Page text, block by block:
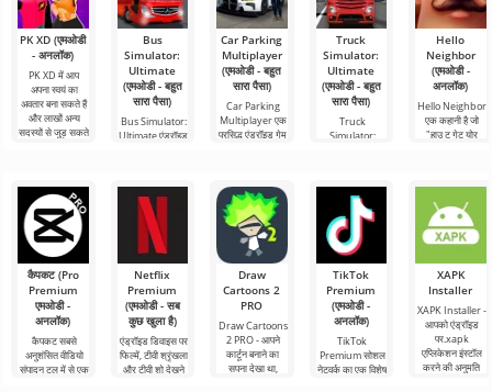
PK XD (एमओडी
- अनलॉक)
PK XD में आप
अपना स्वयं का
अवतार बना सकते हैं
और लाखों अन्य
सदस्यों से जुड़ सकते
Bus
Simulator:
Ultimate
(एमओडी - बहुत
सारा पैसा)
Bus Simulator:
Ultimate एंड्रॉइड
से यात्रा
Car Parking
Multiplayer
(एमओडी - बहुत
सारा पैसा)
Car Parking
Multiplayer एक
प्रसिद्ध एंड्रॉइड गेम
Truck
Simulator:
Ultimate
(एमओडी - बहुत
सारा पैसा)
Truck
Simulator:
एक व्यावसायिक
घटक का एक सफल
Hello
Neighbor
(एमओडी -
अनलॉक)
Hello Neighbor
एक कहानी है जो
"हाउ टू गेट योर
कैपकट (Pro
Premium
एमओडी -
अनलॉक)
कैपकट सबसे
अनुशंसित वीडियो
संपादन टूल में से एक
Netflix
Premium
(एमओडी - सब
कुछ खुला है)
एंड्रॉइड डिवाइस पर
फिल्में, टीवी श्रृंखला
और टीवी शो देखने
Draw
Cartoons 2
PRO
Draw Cartoons
2 PRO - आपने
कार्टून बनाने का
सपना देखा था,
TikTok
Premium
(एमओडी -
अनलॉक)
TikTok
Premium सोशल
नेटवर्क का एक विशेष
XAPK
Installer
XAPK Installer -
आपको एंड्रॉइड
पर.xapk
एप्लिकेशन इंस्टॉल
करने की अनुमति